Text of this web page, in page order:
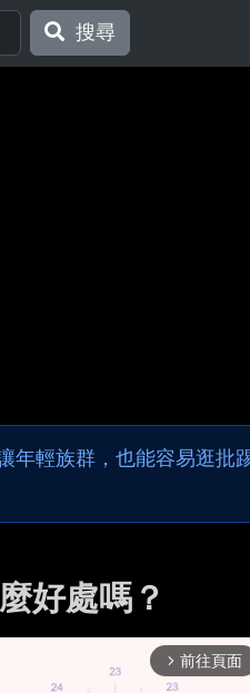
搜尋
年輕族群，也能容易逛批
好處嗎？
arrow_forward_ios 前往頁面